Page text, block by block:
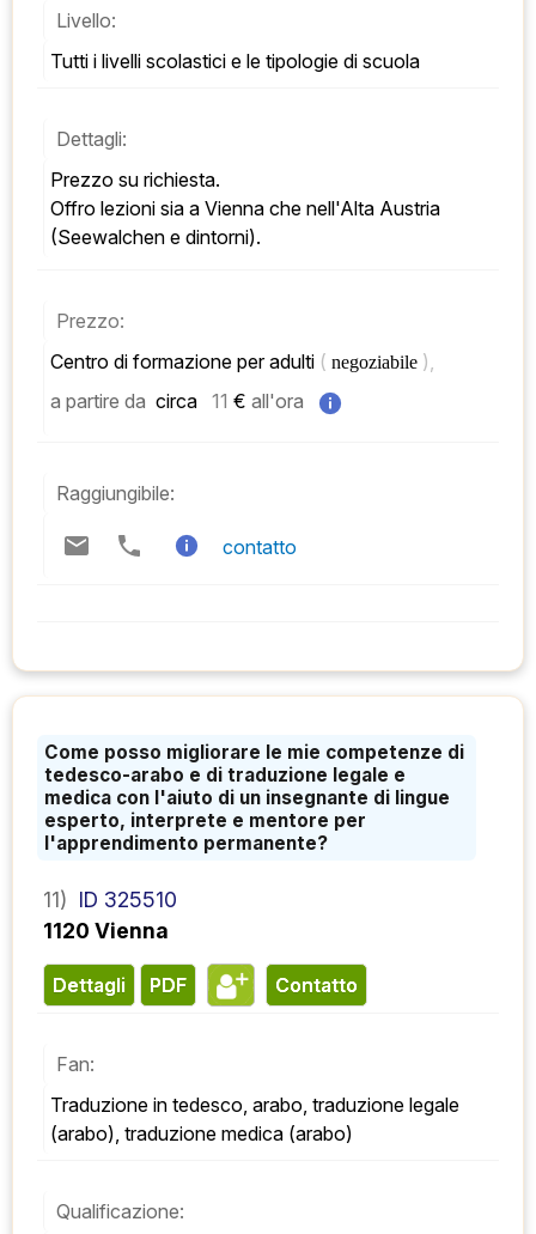
Livello:
Tutti i livelli scolastici e le tipologie di scuola
Dettagli:
Prezzo su richiesta.
Offro lezioni sia a Vienna che nell'Alta Austria
(Seewalchen e dintorni).
Prezzo:
Centro di formazione per adulti ( negoziabile ),
a partire da circa 11 € all'ora
Raggiungibile:
contatto
Come posso migliorare le mie competenze di
tedesco-arabo e di traduzione legale e
medica con l'aiuto di un insegnante di lingue
esperto, interprete e mentore per
l'apprendimento permanente?
11) ID 325510
1120 Vienna
Dettagli PDF contatto
Fan:
Traduzione in tedesco, arabo, traduzione legale
(arabo), traduzione medica (arabo)
Qualificazione: